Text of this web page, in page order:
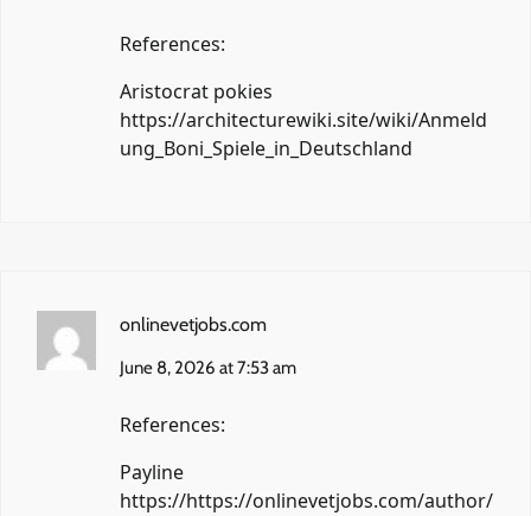
References:
Aristocrat pokies
https://architecturewiki.site/wiki/Anmeld
ung_Boni_Spiele_in_Deutschland
onlinevetjobs.com
June 8, 2026 at 7:53 am
References:
Payline
https://https://onlinevetjobs.com/author/